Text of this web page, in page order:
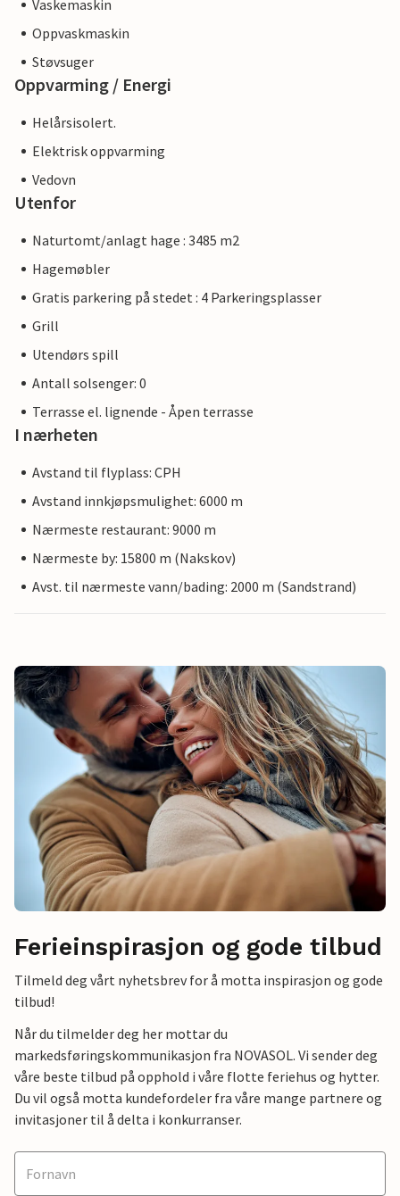
Vaskemaskin
Oppvaskmaskin
Støvsuger
Oppvarming / Energi
Helårsisolert.
Elektrisk oppvarming
Vedovn
Utenfor
Naturtomt/anlagt hage : 3485 m2
Hagemøbler
Gratis parkering på stedet : 4 Parkeringsplasser
Grill
Utendørs spill
Antall solsenger: 0
Terrasse el. lignende - Åpen terrasse
I nærheten
Avstand til flyplass: CPH
Avstand innkjøpsmulighet: 6000 m
Nærmeste restaurant: 9000 m
Nærmeste by: 15800 m (Nakskov)
Avst. til nærmeste vann/bading: 2000 m (Sandstrand)
Ferieinspirasjon og gode tilbud
Tilmeld deg vårt nyhetsbrev for å motta inspirasjon og gode
tilbud!
Når du tilmelder deg her mottar du
markedsføringskommunikasjon fra NOVASOL. Vi sender deg
våre beste tilbud på opphold i våre flotte feriehus og hytter.
Du vil også motta kundefordeler fra våre mange partnere og
invitasjoner til å delta i konkurranser.